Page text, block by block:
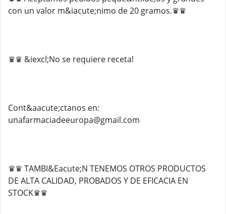
con un valor m&iacute;nimo de 20 gramos.♛♛
♛♛ &iexcl;No se requiere receta!
Cont&aacute;ctanos en:
unafarmaciadeeuropa@gmail.com
♛♛ TAMBI&Eacute;N TENEMOS OTROS PRODUCTOS
DE ALTA CALIDAD, PROBADOS Y DE EFICACIA EN
STOCK♛♛